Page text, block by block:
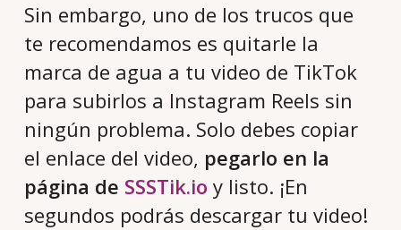
Sin embargo, uno de los trucos que
te recomendamos es quitarle la
marca de agua a tu video de TikTok
para subirlos a Instagram Reels sin
ningún problema. Solo debes copiar
el enlace del video, pegarlo en la
página de SSSTik.io y listo. ¡En
segundos podrás descargar tu video!